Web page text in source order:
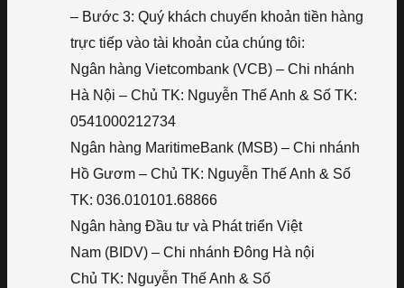
– Bước 3: Quý khách chuyển khoản tiền hàng
trực tiếp vào tài khoản của chúng tôi:
Ngân hàng Vietcombank (VCB) – Chi nhánh
Hà Nội – Chủ TK: Nguyễn Thế Anh & Số TK:
0541000212734
Ngân hàng MaritimeBank (MSB) – Chi nhánh
Hồ Gươm – Chủ TK: Nguyễn Thế Anh & Số
TK: 036.010101.68866
Ngân hàng Đầu tư và Phát triển Việt
Nam (BIDV) – Chi nhánh Đông Hà nội
Chủ TK: Nguyễn Thế Anh & Số